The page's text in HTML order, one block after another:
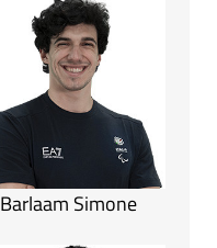
Barlaam Simone